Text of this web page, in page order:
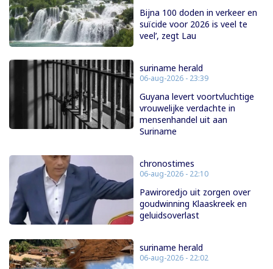
Bijna 100 doden in verkeer en
suïcide voor 2026 is veel te
veel’, zegt Lau
suriname herald
06-aug-2026 - 23:39
Guyana levert voortvluchtige
vrouwelijke verdachte in
mensenhandel uit aan
Suriname
chronostimes
06-aug-2026 - 22:10
Pawiroredjo uit zorgen over
goudwinning Klaaskreek en
geluidsoverlast
suriname herald
06-aug-2026 - 22:02